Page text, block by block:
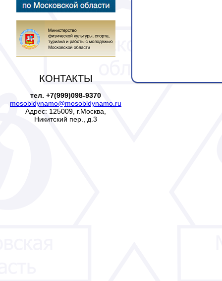
КОНТАКТЫ
тел. +7(999)098-9370
mosobldynamo@mosobldynamo.ru
Адрес: 125009, г.Москва,
Никитский пер., д.3